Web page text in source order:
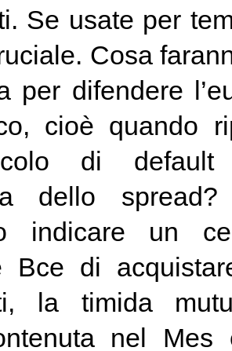
Se usate per
Cosa
per difendere
cioè quando
di default
dello
indicare un
Bce di
la timida
nel Mes